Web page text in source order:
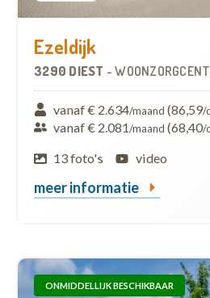
Ezeldijk
3290 DIEST -
vanaf € 2.634/maand (86,59/
vanaf € 2.081/maand (68,40/
13 foto's
video
meer informatie
ONMIDDELLIJK BESCHIKBAAR